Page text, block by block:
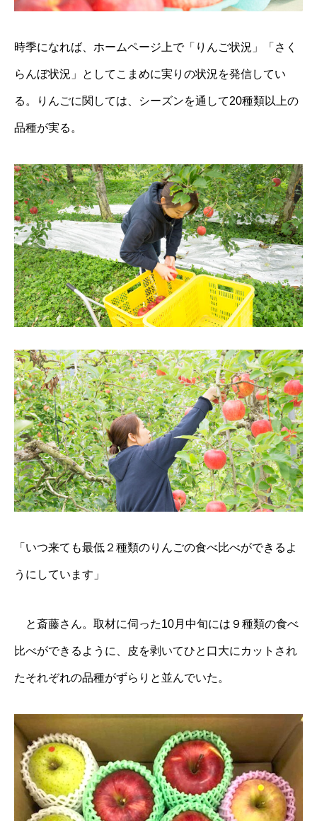
時季になれば、ホームページ上で「りんご状況」「さく
らんぼ状況」としてこまめに実りの状況を発信してい
る。りんごに関しては、シーズンを通して20種類以上の
品種が実る。
「いつ来ても最低２種類のりんごの食べ比べができるよ
うにしています」
と斎藤さん。取材に伺った10月中旬には９種類の食べ
比べができるように、皮を剥いてひと口大にカットされ
たそれぞれの品種がずらりと並んでいた。